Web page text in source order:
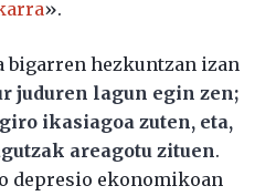
».
bigarren hezkuntzan izan
juduren lagun egin zen;
ikasiagoa zuten, eta,
areagotu zituen.
depresio ekonomikoan